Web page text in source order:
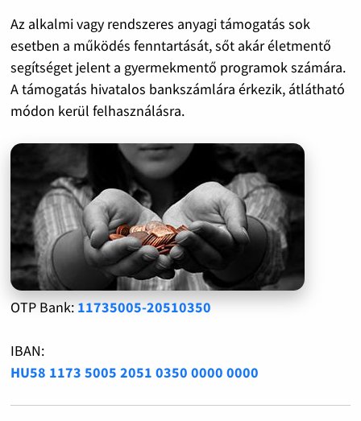
Az alkalmi vagy rendszeres anyagi támogatás sok
esetben a működés fenntartását, sőt akár életmentő
segítséget jelent a gyermekmentő programok számára.
A támogatás hivatalos bankszámlára érkezik, átlátható
módon kerül felhasználásra.
OTP Bank: 11735005-20510350
IBAN:
HU58 1173 5005 2051 0350 0000 0000